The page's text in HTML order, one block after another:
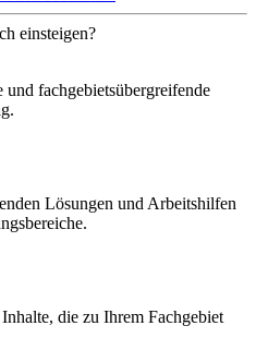
einsteigen?
und fachgebietsübergreifende
Lösungen und Arbeitshilfen
die zu Ihrem Fachgebiet